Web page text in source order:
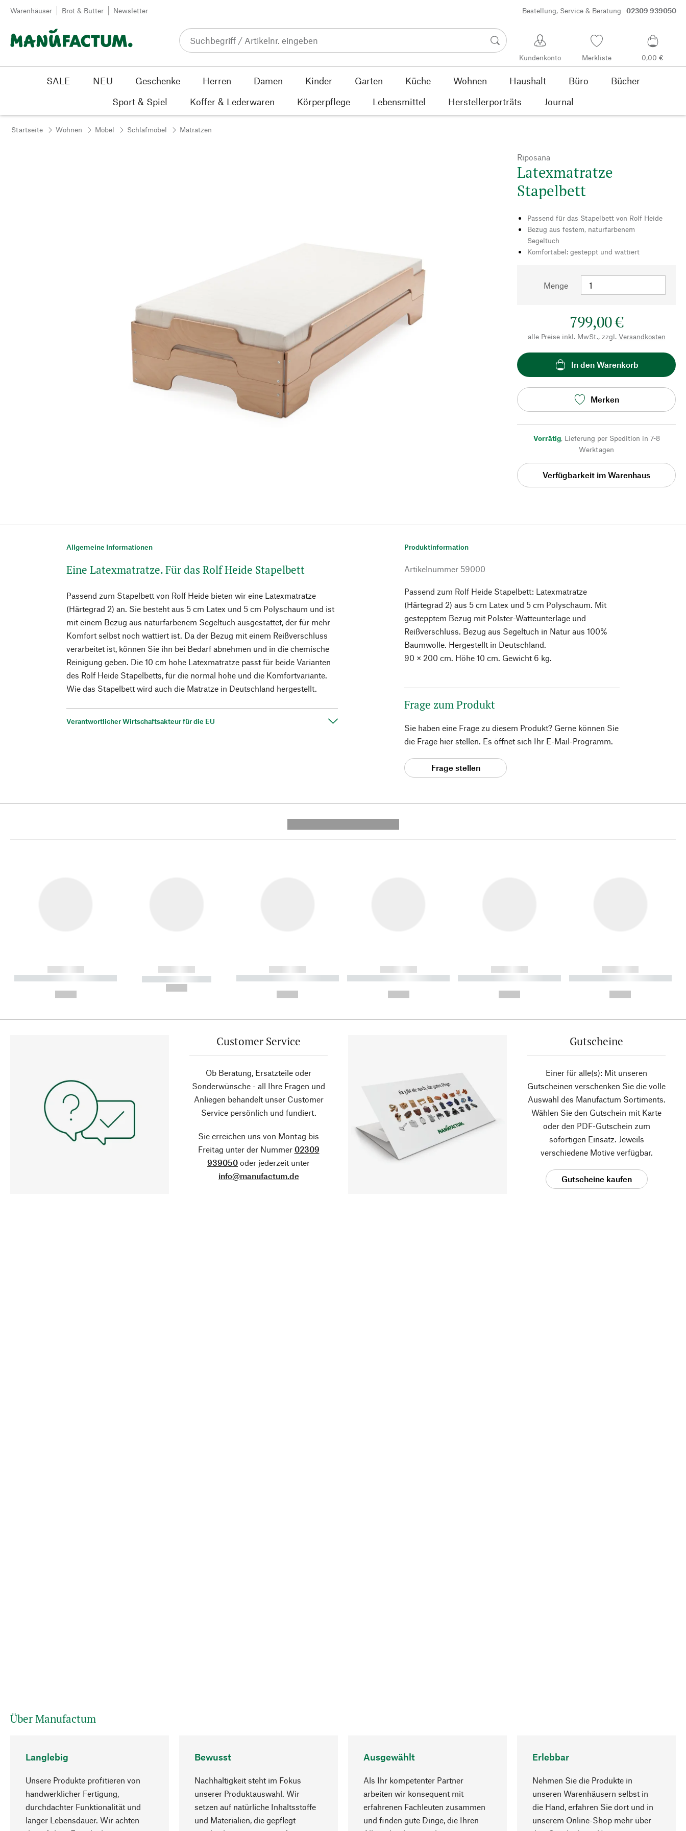
Zum Inhalt springen
Warenhäuser Brot & Butter Newsletter Bestellung, Service & Beratung 02309 939050
Kundenkonto Merkliste 0,00 €
SALE NEU Geschenke Herren Damen Kinder Garten Küche Wohnen Haushalt Büro
Bücher
Sport & Spiel
Koffer & Lederwaren Körperpflege Lebensmittel Herstellerporträts Journal
Startseite Wohnen Möbel Schlafmöbel Matratzen
Riposana
Latexmatratze
Stapelbett
Passend für das Stapelbett von Rolf Heide
Bezug aus festem, naturfarbenem
Segeltuch
Komfortabel: gesteppt und wattiert
Menge
799,00 €
alle Preise inkl. MwSt., zzgl. Versandkosten
In den Warenkorb
Merken
Vorrätig, Lieferung per Spedition in 7-8
Werktagen
Verfügbarkeit im Warenhaus
Allgemeine Informationen
Eine Latexmatratze. Für das Rolf Heide Stapelbett
Passend zum Stapelbett von Rolf Heide bieten wir eine Latexmatratze
(Härtegrad 2) an. Sie besteht aus 5 cm Latex und 5 cm Polyschaum und ist
mit einem Bezug aus naturfarbenem Segeltuch ausgestattet, der für mehr
Komfort selbst noch wattiert ist. Da der Bezug mit einem Reißverschluss
verarbeitet ist, können Sie ihn bei Bedarf abnehmen und in die chemische
Reinigung geben. Die 10 cm hohe Latexmatratze passt für beide Varianten
des Rolf Heide Stapelbetts, für die normal hohe und die Komfortvariante.
Wie das Stapelbett wird auch die Matratze in Deutschland hergestellt.
Verantwortlicher Wirtschaftsakteur für die EU
Produktinformation
Artikelnummer 59000
Passend zum Rolf Heide Stapelbett: Latexmatratze
(Härtegrad 2) aus 5 cm Latex und 5 cm Polyschaum. Mit
gestepptem Bezug mit Polster-Watteunterlage und
Reißverschluss. Bezug aus Segeltuch in Natur aus 100%
Baumwolle. Hergestellt in Deutschland.
90 × 200 cm. Höhe 10 cm. Gewicht 6 kg.
Frage zum Produkt
Sie haben eine Frage zu diesem Produkt? Gerne können Sie
die Frage hier stellen. Es öffnet sich Ihr E-Mail-Programm.
Frage stellen
------------
----------- ----------- ----------
------------
----------- -----------
------------
----------- ----------- ----------
------------
----------- ----------- ----------
------------
----------- ----------- ----------
------------
----------- ----------- ----------
Customer Service
Ob Beratung, Ersatzteile oder
Sonderwünsche - all Ihre Fragen und
Anliegen behandelt unser Customer
Service persönlich und fundiert.
Sie erreichen uns von Montag bis
Freitag unter der Nummer 02309
939050 oder jederzeit unter
info@manufactum.de
Gutscheine
Einer für alle(s): Mit unseren
Gutscheinen verschenken Sie die volle
Auswahl des Manufactum Sortiments.
Wählen Sie den Gutschein mit Karte
oder den PDF-Gutschein zum
sofortigen Einsatz. Jeweils
verschiedene Motive verfügbar.
Gutscheine kaufen
Über Manufactum
Langlebig
Unsere Produkte profitieren von
handwerklicher Fertigung,
durchdachter Funktionalität und
langer Lebensdauer. Wir achten
Bewusst
Nachhaltigkeit steht im Fokus
unserer Produktauswahl. Wir
setzen auf natürliche Inhaltsstoffe
und Materialien, die gepflegt
Ausgewählt
Als Ihr kompetenter Partner
arbeiten wir konsequent mit
erfahrenen Fachleuten zusammen
und finden gute Dinge, die Ihren
Erlebbar
Nehmen Sie die Produkte in
unseren Warenhäusern selbst in
die Hand, erfahren Sie dort und in
unserem Online-Shop mehr über